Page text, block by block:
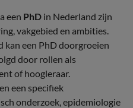
een PhD in Nederland zijn
vakgebied en ambities.
kan een PhD doorgroeien
door rollen als
of hoogleraar.
een specifiek
onderzoek, epidemiologie